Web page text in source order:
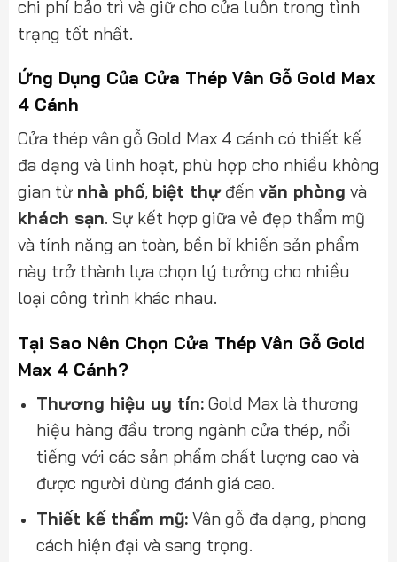
chi phí bảo trì và giữ cho cửa luôn trong tình
trạng tốt nhất.
Ứng Dụng Của Cửa Thép Vân Gỗ Gold Max
4 Cánh
Cửa thép vân gỗ Gold Max 4 cánh có thiết kế
đa dạng và linh hoạt, phù hợp cho nhiều không
gian từ nhà phố, biệt thựđến văn phòng và
khách sạn. Sự kết hợp giữa vẻ đẹp thẩm mỹ
và tính năng an toàn, bền bỉ khiến sản phẩm
này trở thành lựa chọn lý tưởng cho nhiều
loại công trình khác nhau.
Tại Sao Nên Chọn Cửa Thép Vân Gỗ Gold
Max 4 Cánh?
Thương hiệu uy tín:Gold Max là thương
hiệu hàng đầu trong ngành cửa thép, nổi
tiếng với các sản phẩm chất lượng cao và
được người dùng đánh giá cao.
Thiết kế thẩm mỹ:Vân gỗ đa dạng, phong
cách hiện đại và sang trọng.